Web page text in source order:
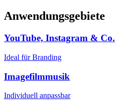
Anwendungsgebiete
YouTube, Instagram & Co.
Ideal für Branding
Imagefilmmusik
Individuell anpassbar